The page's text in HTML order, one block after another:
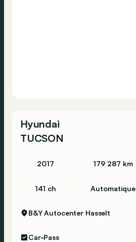
Hyundai
TUCSON
2017 179 287 km
141 ch Automatique
B&Y Autocenter Hasselt
Car-Pass